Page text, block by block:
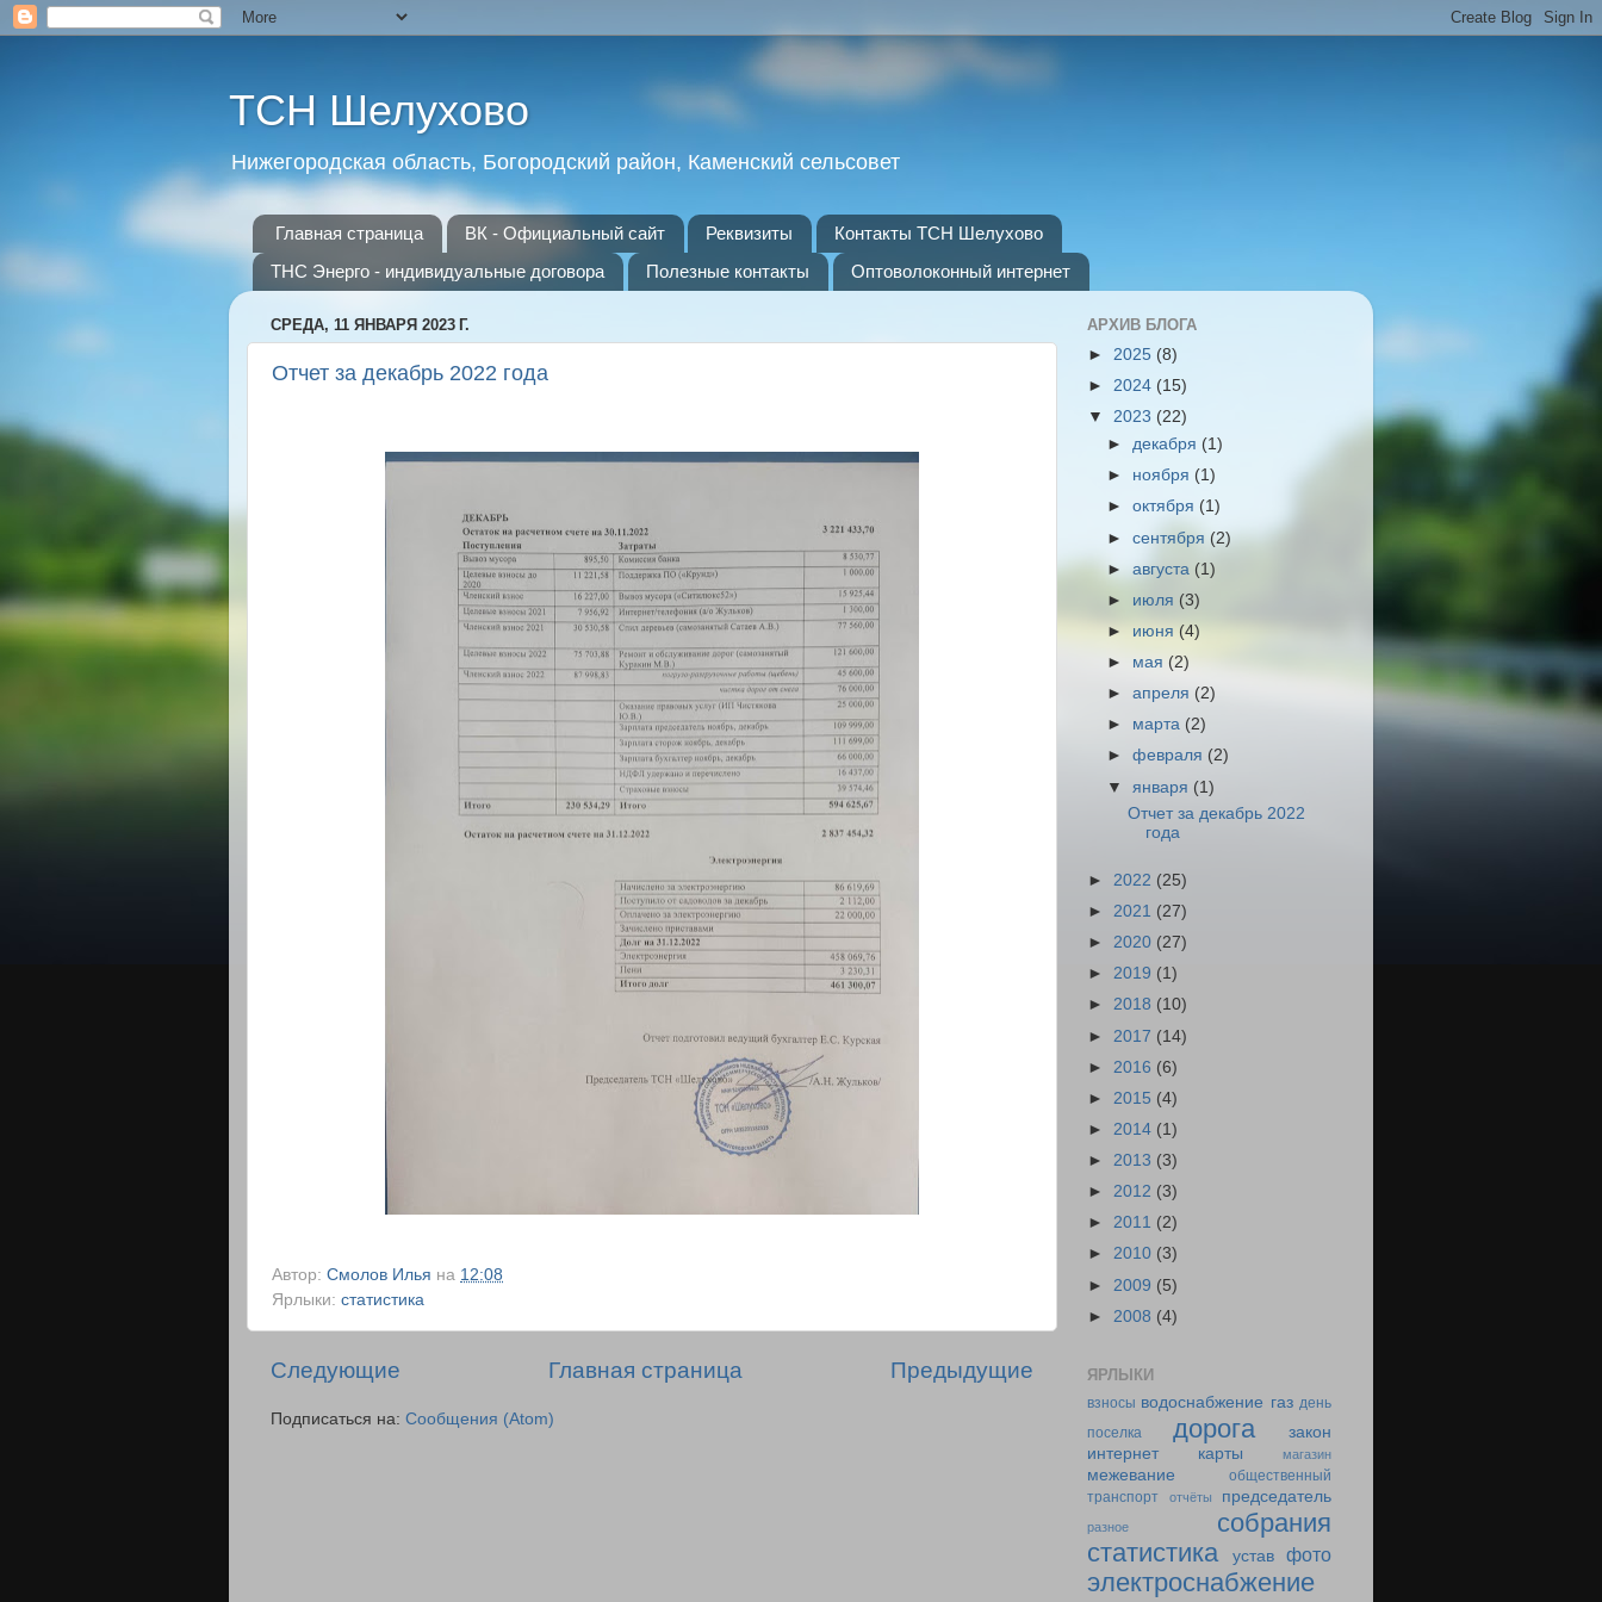
ТСН Шелухово
Нижегородская область, Богородский район, Каменский сельсовет
Главная страница ВК - Официальный сайт Реквизиты
Контакты ТСН Шелухово
ТНС Энерго - индивидуальные договора
Полезные контакты Оптоволоконный интернет
СРЕДА, 11 ЯНВАРЯ 2023 Г.
Отчет за декабрь 2022 года
Автор: Смолов Илья на 12:08
Ярлыки: статистика
Следующие Предыдущие
Главная страница
Подписаться на: Сообщения (Atom)
АРХИВ БЛОГА
► 2025 (8)
► 2024 (15)
▼ 2023 (22)
►декабря (1)
► ноября (1)
►октября (1)
►сентября(2)
►августа (1)
► июля (3)
► июня (4)
► мая (2)
►апреля (2)
► марта (2)
►февраля (2)
▼января (1)
Отчет за декабрь 2022
года
► 2022 (25)
► 2021 (27)
► 2020 (27)
► 2019 (1)
► 2018 (10)
► 2017 (14)
► 2016 (6)
► 2015 (4)
► 2014 (1)
► 2013 (3)
► 2012 (3)
► 2011 (2)
► 2010 (3)
► 2009 (5)
► 2008 (4)
ЯРЛЫКИ
взносы водоснабжение газ день
поселка
дорога
закон
интернет
карты магазин
межевание
общественный
транспорт
отчёты председатель
разное
собрания
статистика
устав фото
электроснабжение